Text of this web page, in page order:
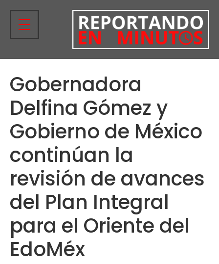
Gobernadora
Delfina Gómez y
Gobierno de México
continúan la
revisión de avances
del Plan Integral
para el Oriente del
EdoMéx